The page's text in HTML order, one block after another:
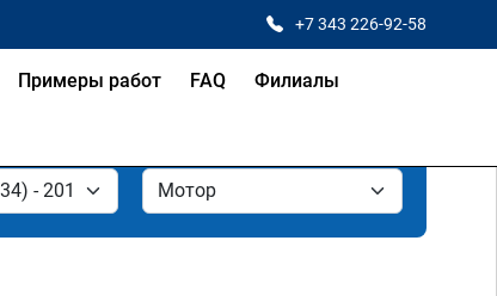
+7 343 226-92-58
Примеры работ FAQ Филиалы